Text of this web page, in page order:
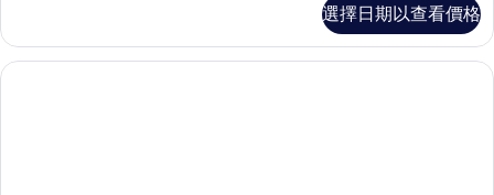
的
詳
情
選擇日期以查看價格